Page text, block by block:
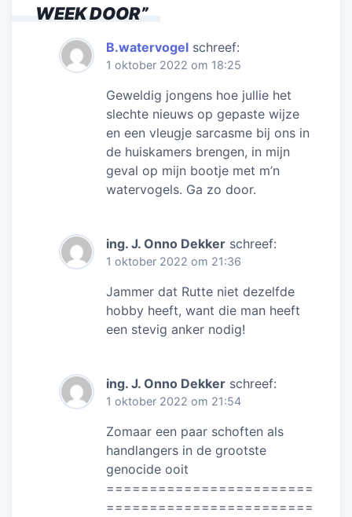
WEEK DOOR”
B.watervogel schreef:
1 oktober 2022 om 18:25
Geweldig jongens hoe jullie het
slechte nieuws op gepaste wijze
en een vleugje sarcasme bij ons in
de huiskamers brengen, in mijn
geval op mijn bootje met m’n
watervogels. Ga zo door.
ing. J. Onno Dekker schreef:
1 oktober 2022 om 21:36
Jammer dat Rutte niet dezelfde
hobby heeft, want die man heeft
een stevig anker nodig!
ing. J. Onno Dekker schreef:
1 oktober 2022 om 21:54
Zomaar een paar schoften als
handlangers in de grootste
genocide ooit
========================
========================